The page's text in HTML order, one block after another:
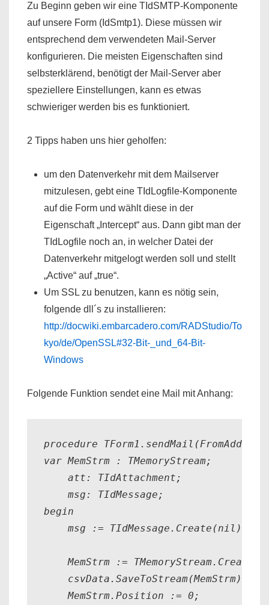
Zu Beginn geben wir eine TIdSMTP-Komponente
auf unsere Form (IdSmtp1). Diese müssen wir
entsprechend dem verwendeten Mail-Server
konfigurieren. Die meisten Eigenschaften sind
selbsterklärend, benötigt der Mail-Server aber
speziellere Einstellungen, kann es etwas
schwieriger werden bis es funktioniert.
2 Tipps haben uns hier geholfen:
um den Datenverkehr mit dem Mailserver
mitzulesen, gebt eine TIdLogfile-Komponente
auf die Form und wählt diese in der
Eigenschaft „Intercept“ aus. Dann gibt man der
TIdLogfile noch an, in welcher Datei der
Datenverkehr mitgelogt werden soll und stellt
„Active“ auf „true“.
Um SSL zu benutzen, kann es nötig sein,
folgende dll´s zu installieren:
http://docwiki.embarcadero.com/RADStudio/To
kyo/de/OpenSSL#32-Bit-_und_64-Bit-
Windows
Folgende Funktion sendet eine Mail mit Anhang:
procedure
var MemStrm : TMemoryStream;
    att: TIdAttachment;
    msg: TIdMessage;
begin
    msg := TIdMessage.Create(nil);
    MemStrm := TMemoryStream.Create;
    csvData.SaveToStream(MemStrm);
    MemStrm.Position := 0;